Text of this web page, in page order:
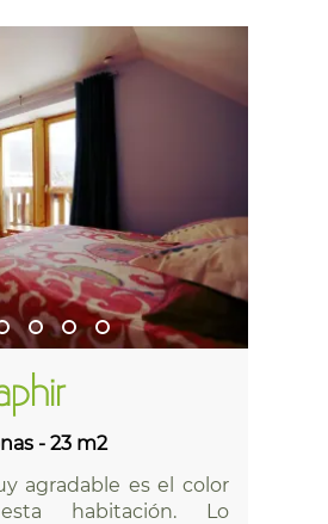
- 23 m2
agradable es el color
habitación. Lo